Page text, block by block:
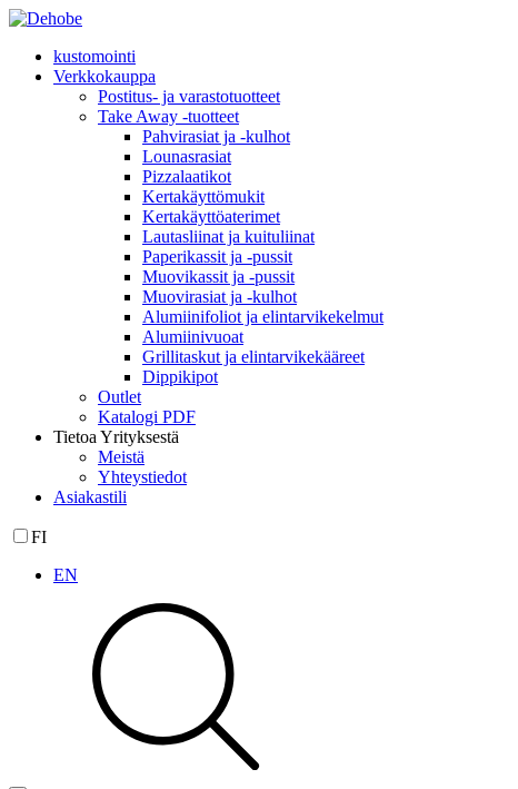
Skip
contentkustomointi
Verkkokauppa
Postitus- ja varastotuotteet
Take Away -tuotteet
Pahvirasiat ja -kulhot
Lounasrasiat
Pizzalaatikot
Kertakäyttömukit
Kertakäyttöaterimet
Lautasliinat ja kuituliinat
Paperikassit ja -pussit
Muovikassit ja -pussit
Muovirasiat ja -kulhot
Alumiinifoliot ja elintarvikekelmut
Alumiinivuoat
Grillitaskut ja elintarvikekääreet
Dippikipot
Outlet
Katalogi PDF
Tietoa Yrityksestä
Meistä
Yhteystiedot
Asiakastili
FI
EN